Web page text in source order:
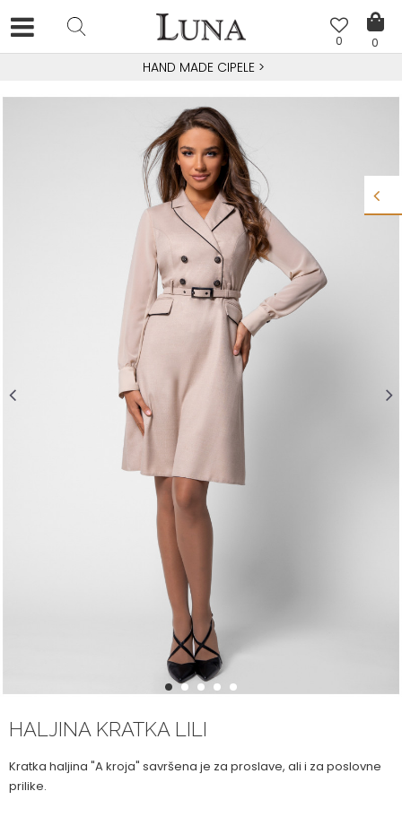
0
0
HAND MADE CIPELE >
1 2 3 4 5
HALJINA KRATKA LILI
Kratka haljina "A kroja" savršena je za proslave, ali i za poslovne
prilike.